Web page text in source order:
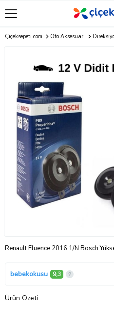
Çiçeksepeti.com Oto Aksesuar
Renault Fluence 2016 1/N Bosch
bebekokusu 9,3
Ürün Özeti